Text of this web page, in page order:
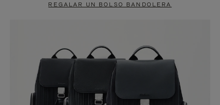
REGALAR UN BOLSO BANDOLERA